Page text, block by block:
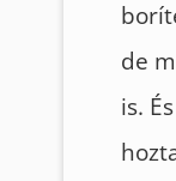
de
is.